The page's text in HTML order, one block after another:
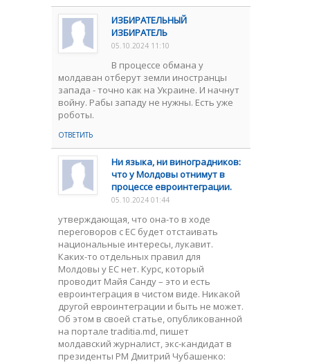
ИЗБИРАТЕЛЬНЫЙ
ИЗБИРАТЕЛЬ
05.10.2024 11:10
В процессе обмана у
молдаван отберут земли иностранцы
запада - точно как на Украине. И начнут
войну. Рабы западу не нужны. Есть уже
роботы.
ОТВЕТИТЬ
Ни языка, ни виноградников:
что у Молдовы отнимут в
процессе евроинтеграции.
05.10.2024 01:44
утверждающая, что она-то в ходе
переговоров с ЕС будет отстаивать
национальные интересы, лукавит.
Каких-то отдельных правил для
Молдовы у ЕС нет. Курс, который
проводит Майя Санду – это и есть
евроинтеграция в чистом виде. Никакой
другой евроинтеграции и быть не может.
Об этом в своей статье, опубликованной
на портале traditia.md, пишет
молдавский журналист, экс-кандидат в
президенты РМ Дмитрий Чубашенко: